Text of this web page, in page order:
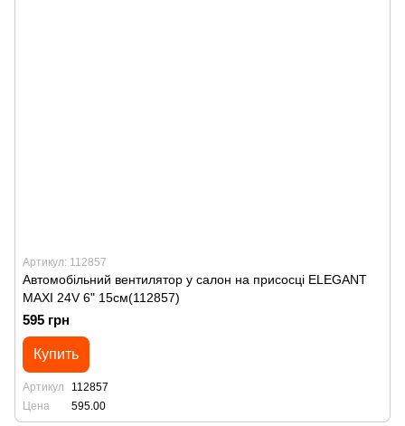
Артикул: 112857
Автомобільний вентилятор у салон на присосці ELEGANT
MAXI 24V 6" 15см(112857)
595 грн
Купить
Артикул
112857
Цена
595.00